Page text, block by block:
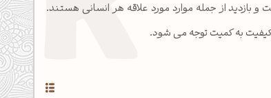
و بازدید از جمله موارد مورد علاقه هر انسانی هستند.
به کمیت توجه می شود.